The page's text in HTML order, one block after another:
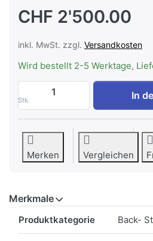
CHF 2'500.00
inkl. MwSt. zzgl. Versandkosten
Wird bestellt 2-5 Werktage,
Stk.
ASKO
In
Merken Vergleichen
Merkmale
Produktkategorie Back-